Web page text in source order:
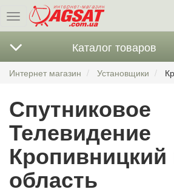
Меню
Каталог товаров
Интернет магазин Установщики
Спутниковое
Телевидение
Кропивницкий
область